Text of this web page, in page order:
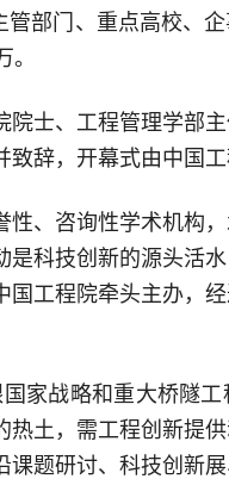
部门、重点高校、
士、工程管理学部
辞，开幕式由中国工
、咨询性学术机构
科技创新的源头活
工程院牵头主办，
家战略和重大桥隧
土，需工程创新提
题研讨、科技创新